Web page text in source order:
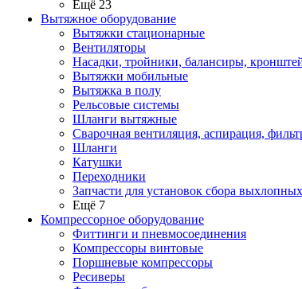
Ещё 23
Вытяжное оборудование
Вытяжки стационарные
Вентиляторы
Насадки, тройники, балансиры,
Вытяжки мобильные
Вытяжка в полу
Рельсовые системы
Шланги вытяжные
Сварочная вентиляция, аспирация,
Шланги
Катушки
Переходники
Запчасти для установок сбора
Ещё 7
Компрессорное оборудование
Фиттинги и пневмосоединения
Компрессоры винтовые
Поршневые компрессоры
Ресиверы